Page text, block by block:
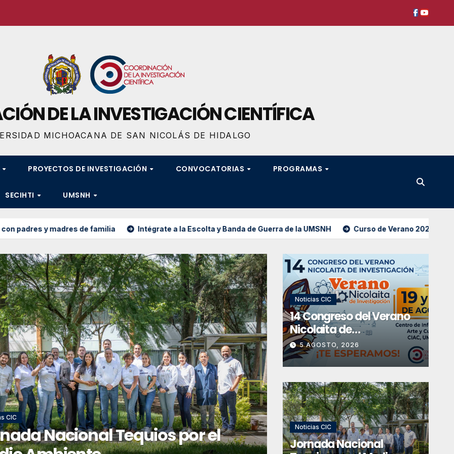
DE LA INVESTIGACIÓN CIENTÍFICA
MICHOACANA DE SAN NICOLÁS DE HIDALGO
PROYECTOS DE INVESTIGACIÓN CONVOCATORIAS PROGRAMAS
SECIHTI UMSNH
madres de familia Intégrate a la Escolta y Banda de Guerra de la UMSNH Curso de Verano 2026 “Zorros
CIC
Congreso Nacional de
Convocatorias Institucionales Noticias CIC
CONVOCATORIA:
Noticias CIC
14 Congreso del Verano
Nicolaita de
Investigación
5 AGOSTO, 2026
Noticias CIC
Jornada Nacional